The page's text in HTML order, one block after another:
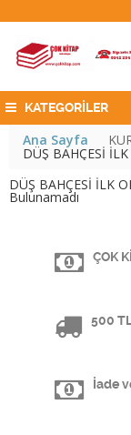
KATEGORİLER
Ana Sayfa
DÜŞ BAHÇESİ
DÜŞ BAHÇESİ İLK
Bulunamadı
ÇOK
500
İade